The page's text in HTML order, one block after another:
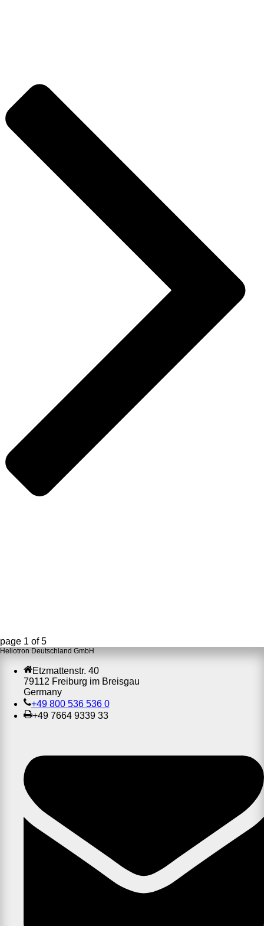
page 1 of5
Heliotron Deutschland GmbH
Etzmattenstr. 40
79112 Freiburg im Breisgau
Germany
+49 800 536 536 0
+49 7664 9339 33